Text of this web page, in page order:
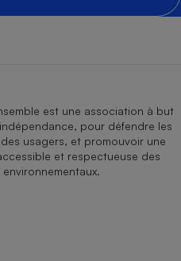
est une association à but
pour défendre les
usagers, et promouvoir une
et respectueuse des